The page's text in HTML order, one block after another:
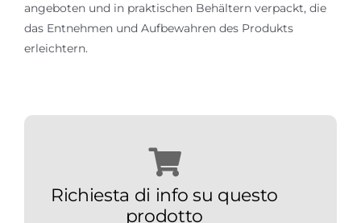
angeboten und in praktischen Behältern verpackt, die
das Entnehmen und Aufbewahren des Produkts
erleichtern.
Richiesta di info su questo
prodotto